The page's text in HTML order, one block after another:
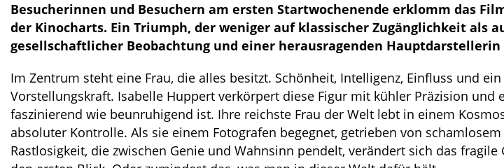
Besucherinnen und Besuchern am ersten Startwochenende erklomm das
der Kinocharts. Ein Triumph, der weniger auf klassischer Zugänglichkeit als
gesellschaftlicher Beobachtung und einer herausragenden Hauptdarstellerin
Im Zentrum steht eine Frau, die alles besitzt. Schönheit, Intelligenz, Einfluss und
Vorstellungskraft. Isabelle Huppert verkörpert diese Figur mit kühler Präzision und
faszinierend wie beunruhigend ist. Ihre reichste Frau der Welt lebt in einem
absoluter Kontrolle. Als sie einem Fotografen begegnet, getrieben von
Rastlosigkeit, die zwischen Genie und Wahnsinn pendelt, verändert sich das fragile